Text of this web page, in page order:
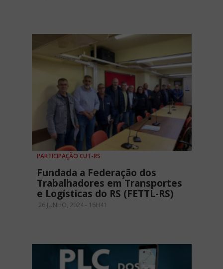
PARTICIPAÇÃO CUT-RS
Fundada a Federação dos
Trabalhadores em Transportes
e Logísticas do RS (FETTL-RS)
26 JUNHO, 2024 - 16H41